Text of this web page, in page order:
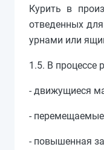
Курить в
отведенных
урнами или
1.5. В процессе
- движущиеся
-
- повышенная